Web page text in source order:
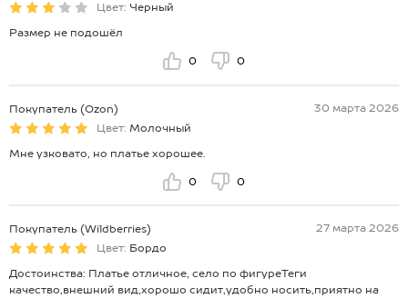
Цвет: Черный
Размер не подошёл
0 0
Покупатель (Ozon)
30 марта 2026
Цвет: Молочный
Мне узковато, но платье хорошее.
0 0
Покупатель (Wildberries)
27 марта 2026
Цвет: Бордо
Достоинства: Платье отличное, село по фигуреТеги
качество,внешний вид,хорошо сидит,удобно носить,приятно на